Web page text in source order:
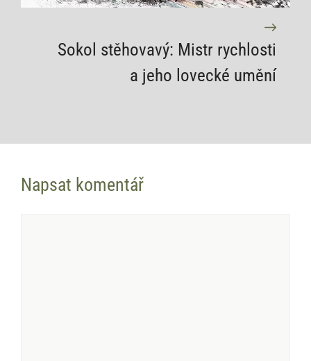
Sokol stěhovavý: Mistr rychlosti
a jeho lovecké umění
Napsat komentář